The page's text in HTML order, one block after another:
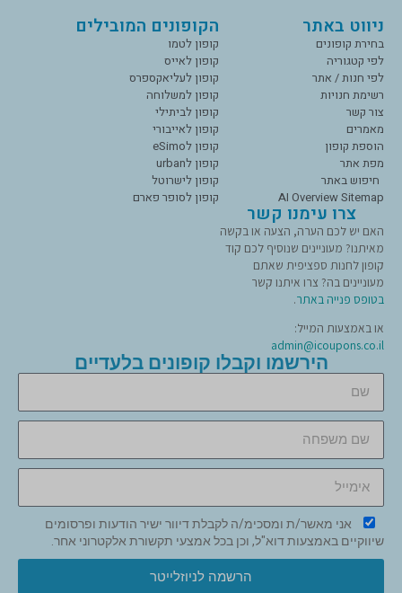
ניווט באתר
בחירת קופונים
לפי קטגוריה
לפי חנות / אתר
רשימת חנויות
צור קשר
מאמרים
הוספת קופון
מפת אתר
חיפוש באתר
AI Overview Sitemap
הקופונים המובילים
קופון לטמו
קופון לאייס
קופון לעליאקספרס
קופון למשלוחה
קופון לביתילי
קופון לאייבורי
קופון לeSimo
קופון לurban
קופון לישרוטל
קופון לסופר פארם
צרו עימנו קשר
האם יש לכם הערה, הצעה או בקשה
מאיתנו? מעוניינים שנוסיף לכם קוד
קופון לחנות ספציפית שאתם
מעוניינים בה? צרו איתנו קשר
בטופס פנייה באתר.
או באמצעות המייל:
admin@icoupons.co.il
הירשמו וקבלו קופונים בלעדיים
אני מאשר/ת ומסכימ/ה לקבלת דיוור ישיר הודעות ופרסומים
שיווקיים באמצעות דוא"ל, וכן בכל אמצעי תקשורת אלקטרוני אחר.
הרשמה לניוזלייטר